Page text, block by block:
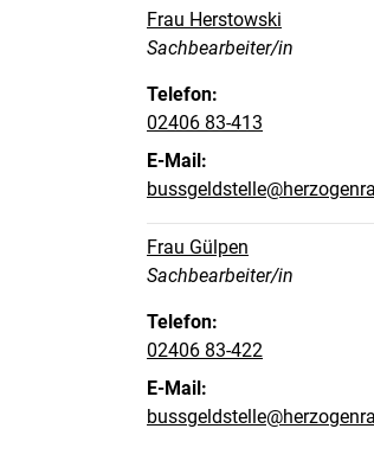
Frau Herstowski
Position:
Sachbearbeiter/in
Telefon:
02406 83-413
E-Mail:
Frau Gülpen
Position:
Sachbearbeiter/in
Telefon:
02406 83-422
E-Mail: